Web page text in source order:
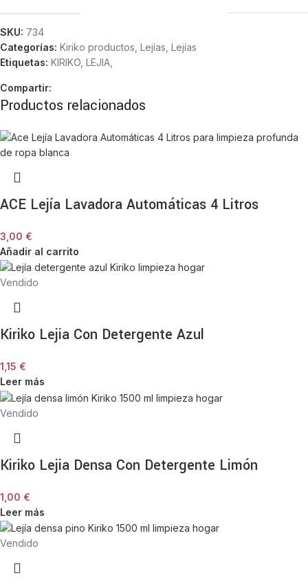
SKU: 734
Categorías: Kiriko productos Lejías Lejías
Etiquetas: KIRIKO LEJIA,
Compartir:
Productos relacionados
ACE Lejía Lavadora Automáticas 4 Litros
3,00 €
Añadir al carrito
Vendido
Kiriko Lejia Con Detergente Azul
1,15 €
Leer más
Vendido
Kiriko Lejia Densa Con Detergente Limón
1,00 €
Leer más
Vendido